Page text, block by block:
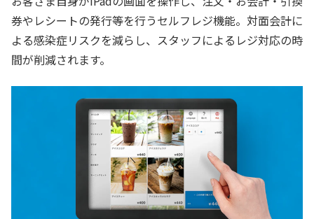
券やレシートの発行等を行うセルフレジ機能。対面会計に
よる感染症リスクを減らし、スタッフによるレジ対応の時
間が削減されます。